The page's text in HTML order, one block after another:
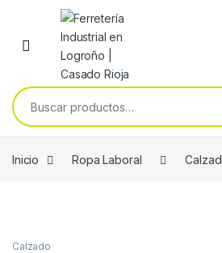
Skip to navigation
Skip to content
Buscar por:
Inicio Ropa Laboral
Calzado